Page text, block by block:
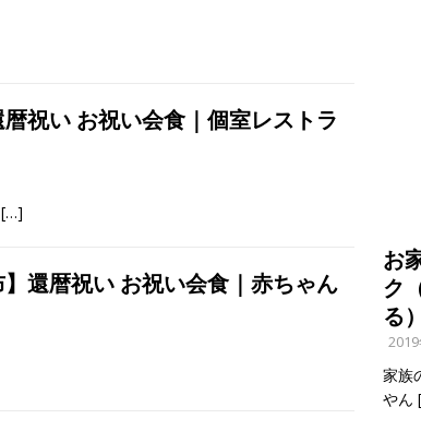
祝い お祝い会食｜個室レストラ
[…]
還暦祝い お祝い会食｜赤ちゃん
お
ク
る
家族
やん